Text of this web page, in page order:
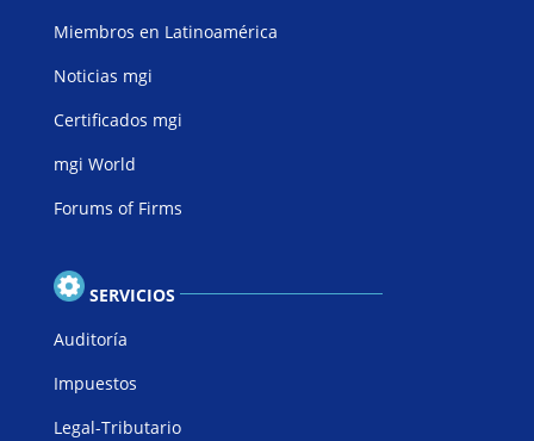
Miembros en Latinoamérica
Noticias mgi
Certificados mgi
mgi World
Forums of Firms
SERVICIOS
Auditoría
Impuestos
Legal-Tributario